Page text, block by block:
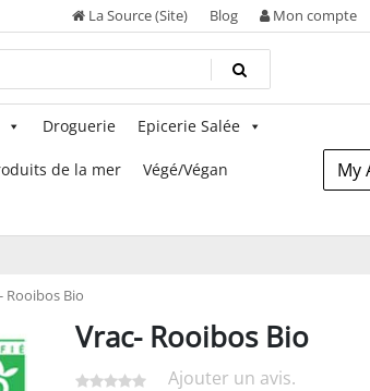
La Source (Site) Blog Mon compte
Droguerie Epicerie Salée
de la mer Végé/Végan My
Rooibos Bio
Vrac- Rooibos Bio
Ajouter un avis.